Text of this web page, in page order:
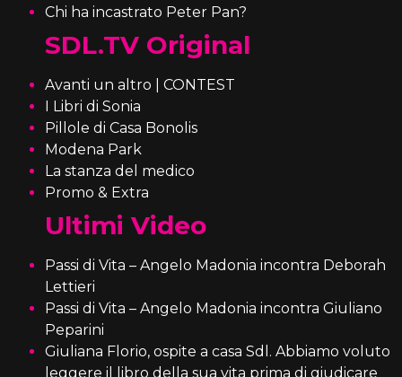
Chi ha incastrato Peter Pan?
SDL.TV Original
Avanti un altro | CONTEST
I Libri di Sonia
Pillole di Casa Bonolis
Modena Park
La stanza del medico
Promo & Extra
Ultimi Video
Passi di Vita – Angelo Madonia incontra Deborah
Lettieri
Passi di Vita – Angelo Madonia incontra Giuliano
Peparini
Giuliana Florio, ospite a casa Sdl. Abbiamo voluto
leggere il libro della sua vita prima di giudicare